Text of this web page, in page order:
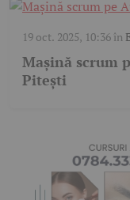
19 oct. 2025, 10:36 în
Mașină scrum
Pitești